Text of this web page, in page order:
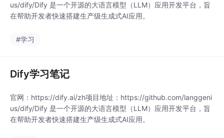
us/dify/Dify 是一个开源的大语言模型（LLM）应用开发平台，旨
在帮助开发者快速搭建生产级生成式AI应用。
#学习
Dify学习笔记
官网：https://dify.ai/zh项目地址：https://github.com/langgeni
us/dify/Dify 是一个开源的大语言模型（LLM）应用开发平台，旨
在帮助开发者快速搭建生产级生成式AI应用。